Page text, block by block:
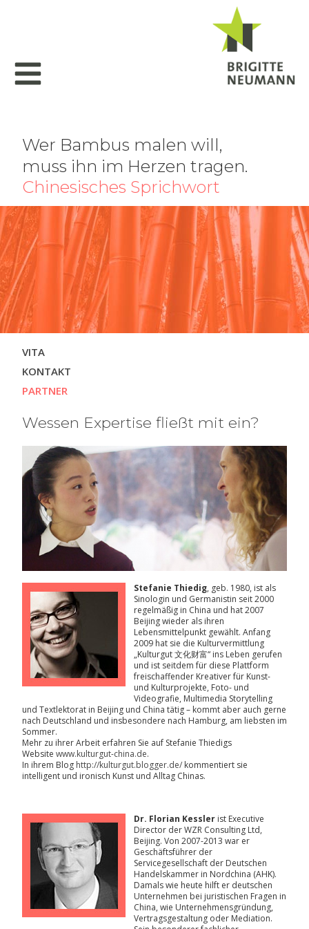
Wer Bambus malen will,
muss ihn im Herzen tragen.
Chinesisches Sprichwort
überspringen
VITA
KONTAKT
PARTNER
Wessen Expertise fließt mit ein?
Stefanie Thiedig, geb. 1980, ist als
Sinologin und Germanistin seit 2000
regelmäßig in China und hat 2007
Beijing wieder als ihren
Lebensmittelpunkt gewählt. Anfang
2009 hat sie die Kulturvermittlung
„Kulturgut 文化财富“ ins Leben gerufen
und ist seitdem für diese Plattform
freischaffender Kreativer für Kunst-
und Kulturprojekte, Foto- und
Videografie, Multimedia Storytelling
und Textlektorat in Beijing und China tätig – kommt aber auch gerne
nach Deutschland und insbesondere nach Hamburg, am liebsten im
Sommer.
Mehr zu ihrer Arbeit erfahren Sie auf Stefanie Thiedigs
Website www.kulturgut-china.de.
In ihrem Blog http://kulturgut.blogger.de/ kommentiert sie
intelligent und ironisch Kunst und Alltag Chinas.
Dr. Florian Kessler ist Executive
Director der WZR Consulting Ltd,
Beijing. Von 2007-2013 war er
Geschäftsführer der
Servicegesellschaft der Deutschen
Handelskammer in Nordchina (AHK).
Damals wie heute hilft er deutschen
Unternehmen bei juristischen Fragen in
China, wie Unternehmensgründung,
Vertragsgestaltung oder Mediation.